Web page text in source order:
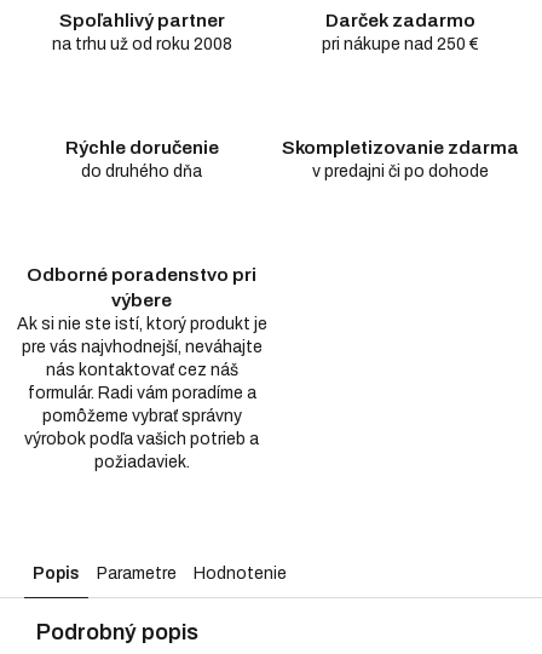
Spoľahlivý partner
na trhu už od roku 2008
Darček zadarmo
pri nákupe nad 250 €
Rýchle doručenie
do druhého dňa
Skompletizovanie zdarma
v predajni či po dohode
Odborné poradenstvo pri
výbere
Ak si nie ste istí, ktorý produkt je
pre vás najvhodnejší, neváhajte
nás kontaktovať cez náš
formulár. Radi vám poradíme a
pomôžeme vybrať správny
výrobok podľa vašich potrieb a
požiadaviek.
Popis Parametre Hodnotenie
Podrobný popis